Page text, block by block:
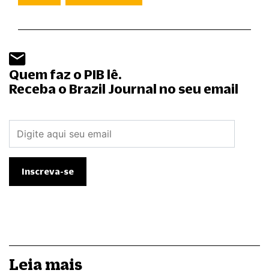
Quem faz o PIB lê.
Receba o Brazil Journal no seu email
Leia mais